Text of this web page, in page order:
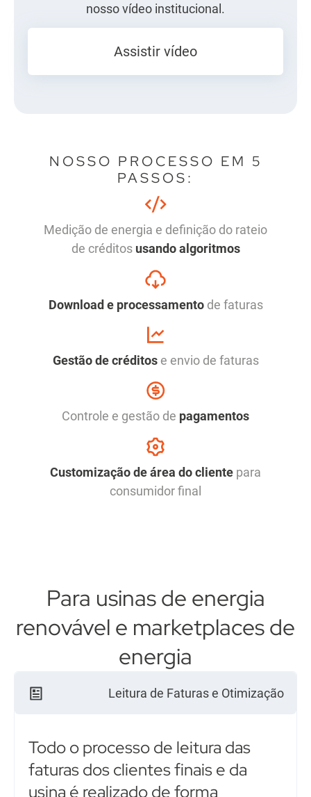
nosso vídeo institucional.
Assistir vídeo
NOSSO PROCESSO EM 5
PASSOS:
Medição de energia e definição do rateio
de créditos usando algoritmos
Download e processamento de faturas
Gestão de créditose envio de faturas
Controle e gestão de pagamentos
Customização de área do cliente para
consumidor final
Para usinas de energia
renovável e marketplaces de
energia
Leitura de Faturas e Otimização
Todo o processo de leitura das
faturas dos clientes finais e da
usina é realizado de forma